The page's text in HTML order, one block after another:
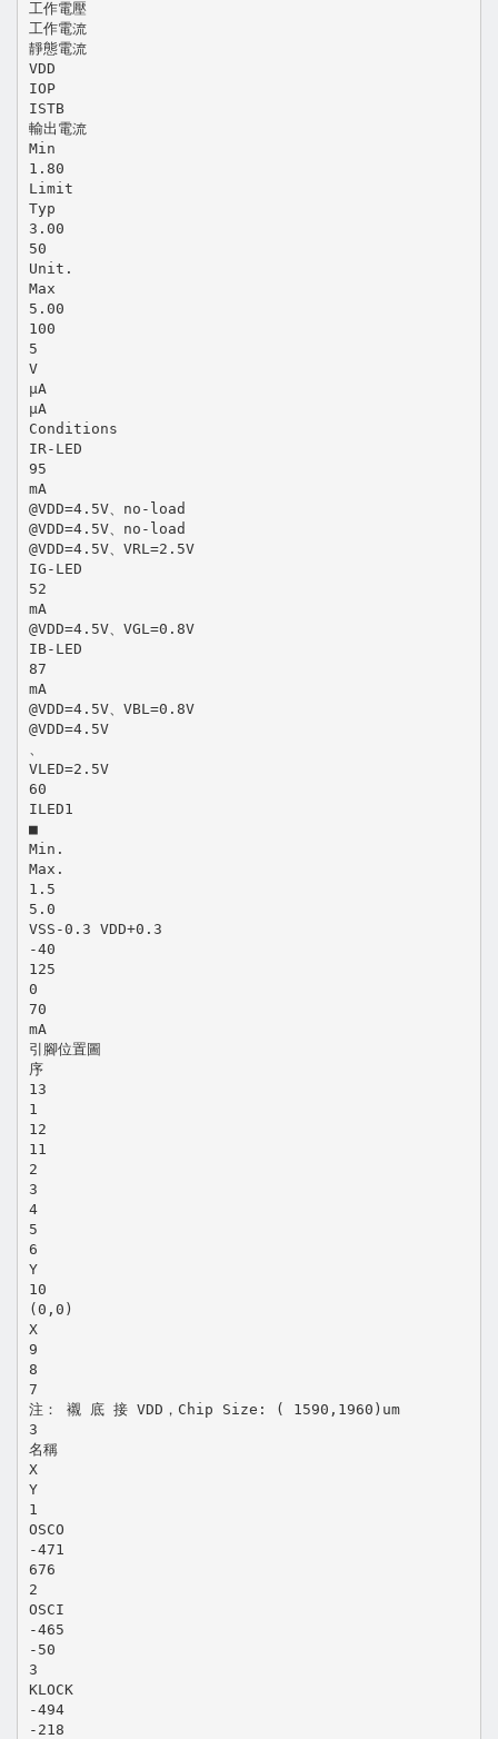
工作電壓
工作電流
靜態電流
VDD
IOP
ISTB
輸出電流
Min
1.80
Limit
Typ
3.00
50
Unit.
Max
5.00
100
5
V
µA
µA
Conditions
IR-LED
95
mA
@VDD=4.5V、no-load
@VDD=4.5V、no-load
@VDD=4.5V、VRL=2.5V
IG-LED
52
mA
@VDD=4.5V、VGL=0.8V
IB-LED
87
mA
@VDD=4.5V、VBL=0.8V
@VDD=4.5V
VLED=2.5V
60
ILED1
■
Min.
Max.
1.5
5.0
VSS-0.3 VDD+0.3
-40
125
0
70
mA
引腳位置圖
序
13
1
12
11
2
3
4
5
6
Y
10
(0,0)
X
9
8
7
注： 襯 底 接 VDD，Chip Size: ( 1590,1960)um
3
名稱
X
Y
1
OSCO
-471
676
2
OSCI
-465
-50
3
KLOCK
-494
-218